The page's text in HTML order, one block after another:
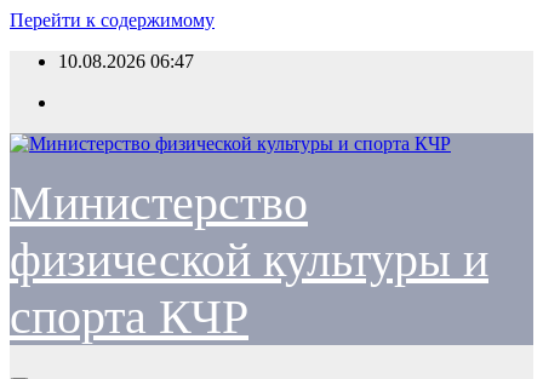
Перейти к содержимому
10.08.2026 06:47
Министерство
физической культуры и
спорта КЧР